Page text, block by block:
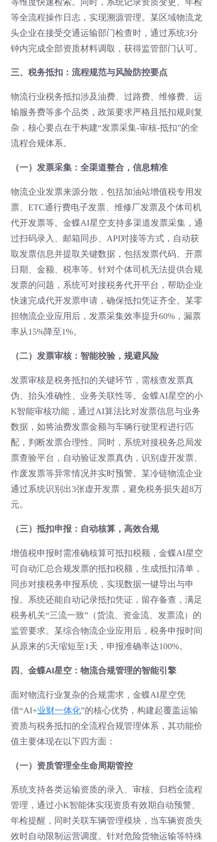
等全流程操作日志，实现溯源管理。某区域物流龙
头企业在接受交通运输部门检查时，通过系统3分
钟内完成全部资质材料调取，获得监管部门认可。
三、税务抵扣：流程规范与风险防控要点
物流行业税务抵扣涉及油费、过路费、维修费、运
输服务费等多个品类，政策要求严格且抵扣规则复
杂，核心要点在于构建“发票采集-审核-抵扣”的全
流程合规体系。
（一）发票采集：全渠道整合，信息精准
物流企业发票来源分散，包括加油站增值税专用发
票、ETC通行费电子发票、维修厂发票及个体司机
代开发票等。金蝶AI星空支持多渠道发票采集，通
过扫码录入、邮箱同步、API对接等方式，自动获
取发票信息并提取关键数据，包括发票代码、开票
日期、金额、税率等。针对个体司机无法提供合规
发票的问题，系统可对接税务代开平台，帮助企业
快速完成代开发票申请，确保抵扣凭证齐全。某零
担物流企业应用后，发票采集效率提升60%，漏票
率从15%降至1%。
（二）发票审核：智能校验，规避风险
发票审核是税务抵扣的关键环节，需核查发票真
伪、抬头准确性、业务关联性等。金蝶AI星空的小
K智能审核功能，通过AI算法比对发票信息与业务
数据，如将油费发票金额与车辆行驶里程进行匹
配，判断发票合理性。同时，系统对接税务总局发
票查验平台，自动验证发票真伪，识别虚开发票、
作废发票等异常情况并实时预警。某冷链物流企业
通过系统识别出3张虚开发票，避免税务损失超8万
元。
（三）抵扣申报：自动核算，高效合规
增值税申报时需准确核算可抵扣税额，金蝶AI星空
可自动汇总合规发票的抵扣税额，生成抵扣清单，
同步对接税务申报系统，实现数据一键导出与申
报。系统还能自动记录抵扣凭证，留存备查，满足
税务机关“三流一致”（货流、资金流、发票流）的
监管要求。某综合物流企业应用后，税务申报时间
从原来的5天缩短至1天，申报准确率达100%。
四、金蝶AI星空：物流合规管理的智能引擎
面对物流行业复杂的合规需求，金蝶AI星空凭
借“AI+业财一体化”的核心优势，构建起覆盖运输
资质与税务抵扣的全流程合规管理体系，其功能价
值主要体现在以下四方面：
（一）资质管理全生命周期管控
系统支持各类运输资质的录入、审核、归档全流程
管理，通过小K智能体实现资质有效期自动预警、
年检提醒，同时关联车辆管理模块，当车辆资质失
效时自动限制运营调度。针对危险货物运输等特殊